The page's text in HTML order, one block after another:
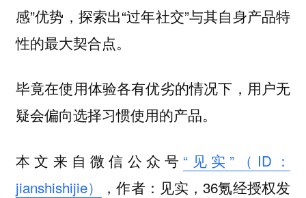
感”优势，探索出“过年社交”与其自身产品特
性的最大契合点。
毕竟在使用体验各有优劣的情况下，用户无
疑会偏向选择习惯使用的产品。
本文来自微信公众号 “见实”（ID：
jianshishijie）
，作者：见实，36氪经授权发